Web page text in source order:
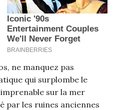
ne manquez pas
qui surplombe le
sur la mer
par les ruines anciennes